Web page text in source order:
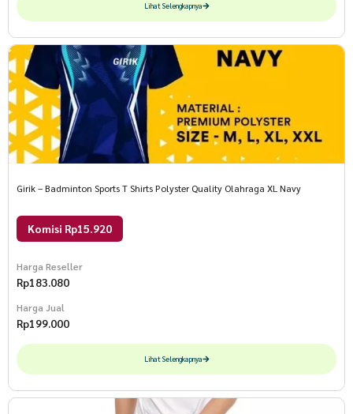
Lihat Selengkapnya
Girik – Badminton Sports T Shirts Polyster Quality Olahraga XL Navy
Komisi Rp15.920
Harga Reseller
Rp183.080
Harga Jual
Rp199.000
Lihat Selengkapnya